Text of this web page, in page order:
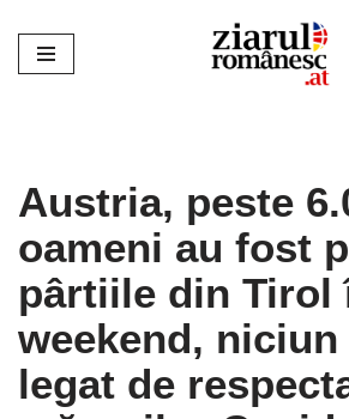
Sari
Austria, peste
oameni au fost
pârtiile din Tirol
weekend,
legat de